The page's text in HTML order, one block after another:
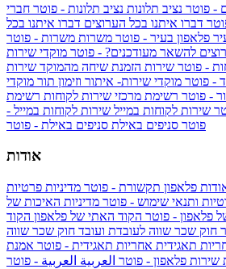
- פוטר נציב תלונות נציב תלונות - פוטר חברי
דברו איתנו בכל הערוצים דברו איתנו בכל
פלאפון בעיר - פוטר משרות משרות - פוטר
רוצים להשאר מעודכנים? - פוטר מוקדי שירות
- פוטר שירות הזמנת שיחה מהמוקד שירות
- פוטר מוקדי שירות- איתור וזימון תור מוקדי
- פוטר רשימת מרכזי שירות לקוחות רשימת
שירות לקוחות במייל שירות לקוחות במייל -
פוטר סניפים באילת סניפים באילת - פוטר
אודות
פלאפון תקשורת - פוטר מדיניות פרטיות
ותנאי שימוש - פוטר מדיניות האיכות של
פלאפון - פוטר הקוד האתי של פלאפון הקוד
חוק שכר שווה לעובדת ועובד חוק שכר שווה
תאגידית אחריות תאגידית - פוטר אמנת
שירות פלאפון - פוטר العربية العربية - פוטר